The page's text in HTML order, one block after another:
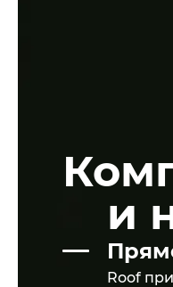
и
Roof